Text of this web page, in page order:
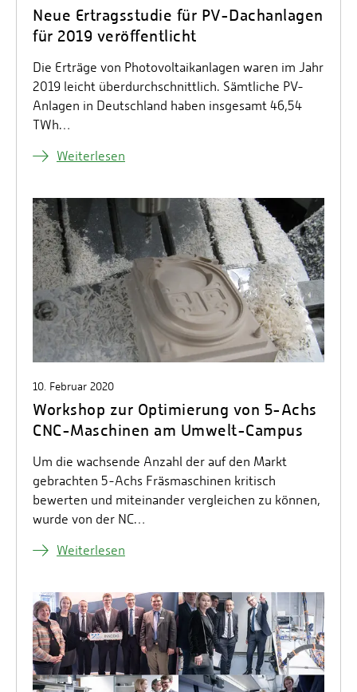
Neue Ertragsstudie für PV-Dachanlagen
für 2019 veröffentlicht
Die Erträge von Photovoltaikanlagen waren im Jahr
2019 leicht überdurchschnittlich. Sämtliche PV-
Anlagen in Deutschland haben insgesamt 46,54
TWh…
Weiterlesen
10. Februar 2020
Workshop zur Optimierung von 5-Achs
CNC-Maschinen am Umwelt-Campus
Um die wachsende Anzahl der auf den Markt
gebrachten 5-Achs Fräsmaschinen kritisch
bewerten und miteinander vergleichen zu können,
wurde von der NC…
Weiterlesen